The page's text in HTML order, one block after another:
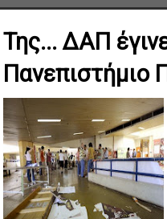
Της... ΔΑΠ
Πανεπιστήμιο